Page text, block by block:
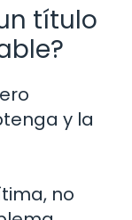
título
y la
no